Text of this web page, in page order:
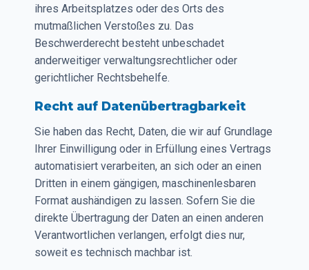
ihres Arbeitsplatzes oder des Orts des
mutmaßlichen Verstoßes zu. Das
Beschwerderecht besteht unbeschadet
anderweitiger verwaltungsrechtlicher oder
gerichtlicher Rechtsbehelfe.
Recht auf Datenübertragbarkeit
Sie haben das Recht, Daten, die wir auf Grundlage
Ihrer Einwilligung oder in Erfüllung eines Vertrags
automatisiert verarbeiten, an sich oder an einen
Dritten in einem gängigen, maschinenlesbaren
Format aushändigen zu lassen. Sofern Sie die
direkte Übertragung der Daten an einen anderen
Verantwortlichen verlangen, erfolgt dies nur,
soweit es technisch machbar ist.